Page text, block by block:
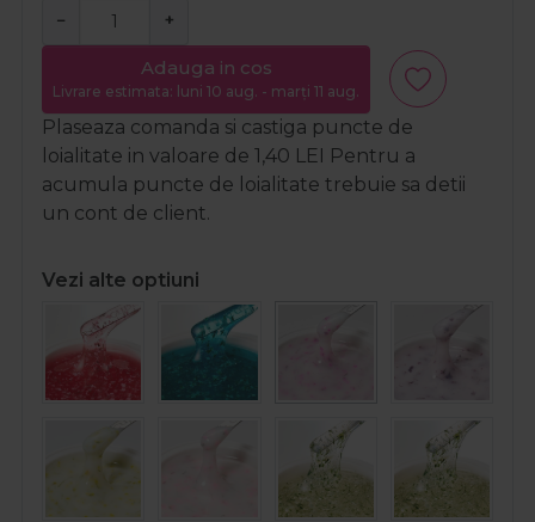
− +
Adauga in cos
Livrare estimata: luni 10 aug. - marți 11 aug.
Plaseaza comanda si castiga puncte de
loialitate in valoare de 1,40 LEI Pentru a
acumula puncte de loialitate trebuie sa detii
un cont de client.
Vezi alte optiuni